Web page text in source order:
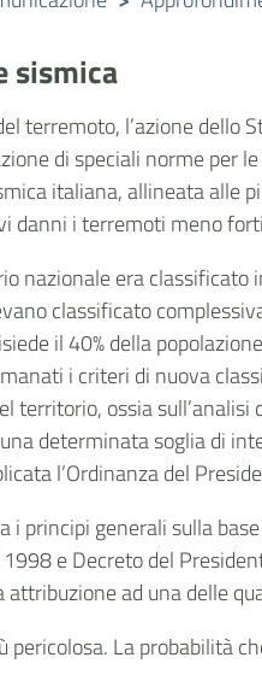
sismica
terremoto, l’azione dello
di speciali norme per
italiana, allineata alle
danni i terremoti meno
nazionale era
classificato
il 40% della
i criteri di nuova
territorio, ossia
determinata soglia di
l’Ordinanza del
i principi generali sulla
e Decreto del
ad una delle
pericolosa. La probabilità